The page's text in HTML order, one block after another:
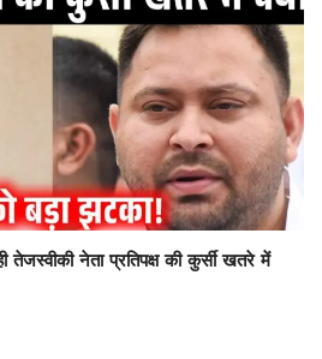
नेता प्रतिपक्ष की कुर्सी खतरे में